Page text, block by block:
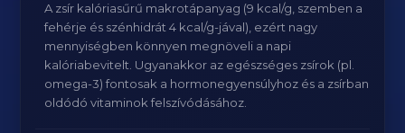
A zsír kalóriasűrű makrotápanyag (9 kcal/g, szemben a
fehérje és szénhidrát 4 kcal/g-jával), ezért nagy
mennyiségben könnyen megnöveli a napi
kalóriabevitelt. Ugyanakkor az egészséges zsírok (pl.
omega-3) fontosak a hormonegyensúlyhoz és a zsírban
oldódó vitaminok felszívódásához.